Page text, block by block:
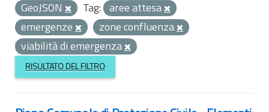
GeoJSON
Tag: aree attesa
emergenze
zone confluenza
viabilità di emergenza
RISULTATO DEL FILTRO